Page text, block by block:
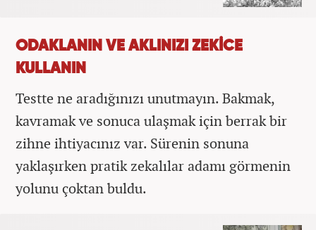
ODAKLANIN VE AKLINIZI ZEKİCE
KULLANIN
Testte ne aradığınızı unutmayın. Bakmak,
kavramak ve sonuca ulaşmak için berrak bir
zihne ihtiyacınız var. Sürenin sonuna
yaklaşırken pratik zekalılar adamı görmenin
yolunu çoktan buldu.